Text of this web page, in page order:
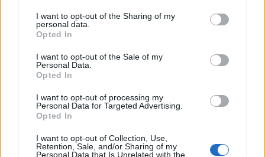
not limited to your visit or usage behaviour. You may click to
grant or deny consent to Google and its third-party tags to
use your data for below specified purposes in below Google
consent section.
I want to opt-out of the Sharing of my
personal data.
Opted In
I want to opt-out of the Sale of my
Personal Data.
Opted In
I want to opt-out of processing my
Personal Data for Targeted Advertising.
Opted In
I want to opt-out of Collection, Use,
Retention, Sale, and/or Sharing of my
Personal Data that Is Unrelated with the
Csehországban duplázott a Véletlenül
írtam egy könyvet
Az NFI támogatásával nemzetközi koprodukcióban, Annet
fesztiváldíjánál tart.
PROGRAM